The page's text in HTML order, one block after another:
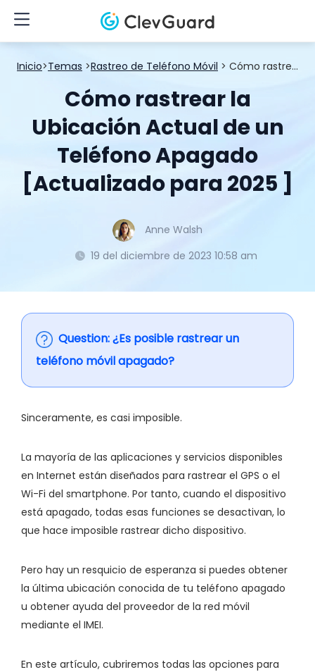
Inicio>Temas >Rastreo de Teléfono Móvil > Cómo rastrear la Ubicación Actual de un Teléfono Apagado [Actualizado para 2025 ]
Cómo rastrear la
Ubicación Actual de un
Teléfono Apagado
[Actualizado para 2025 ]
Anne Walsh
19 del diciembre de 2023 10:58 am
Question: ¿Es posible rastrear un
teléfono móvil apagado?
Sinceramente, es casi imposible.
La mayoría de las aplicaciones y servicios disponibles
en Internet están diseñados para rastrear el GPS o el
Wi-Fi del smartphone. Por tanto, cuando el dispositivo
está apagado, todas esas funciones se desactivan, lo
que hace imposible rastrear dicho dispositivo.
Pero hay un resquicio de esperanza si puedes obtener
la última ubicación conocida de tu teléfono apagado
u obtener ayuda del proveedor de la red móvil
mediante el IMEI.
En este artículo, cubriremos todas las opciones para